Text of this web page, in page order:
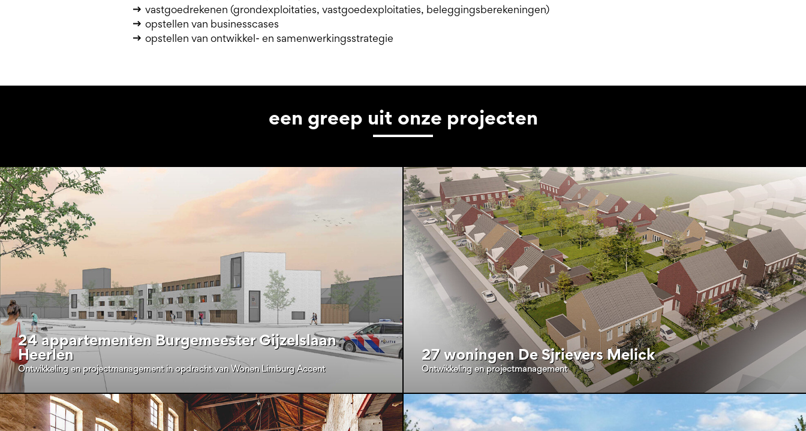
vastgoedrekenen (grondexploitaties, vastgoedexploitaties, beleggingsberekeningen)
opstellen van businesscases
opstellen van ontwikkel- en samenwerkingsstrategie
een greep uit onze projecten
24 appartementen Burgemeester Gijzelslaan
Heerlen
Ontwikkeling en projectmanagement in opdracht van Wonen Limburg Accent
27 woningen De Sjrievers Melick
Ontwikkeling en projectmanagement